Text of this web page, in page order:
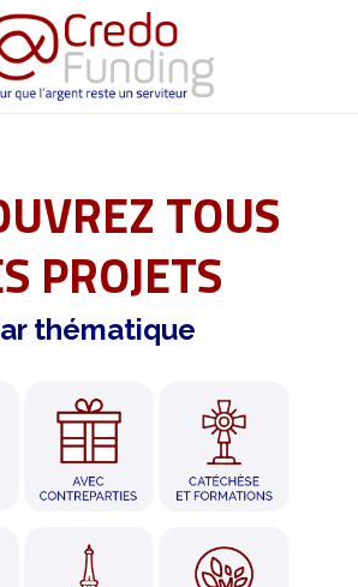
TOUS
PROJETS
thématique